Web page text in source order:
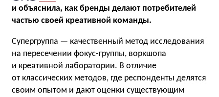
и объяснила, как бренды делают потребителей
частью своей креативной команды.
Супергруппа — качественный метод исследования
на пересечении фокус-группы, воркшопа
и креативной лаборатории. В отличие
от классических методов, где респонденты делятся
своим опытом и дают оценки существующим